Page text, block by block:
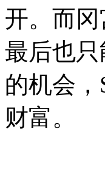
开。而
最后也
的机会
财富。